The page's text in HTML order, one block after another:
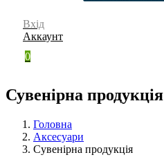
Вхід
Аккаунт
0
Сувенірна продукція
Головна
Аксесуари
Сувенірна продукція